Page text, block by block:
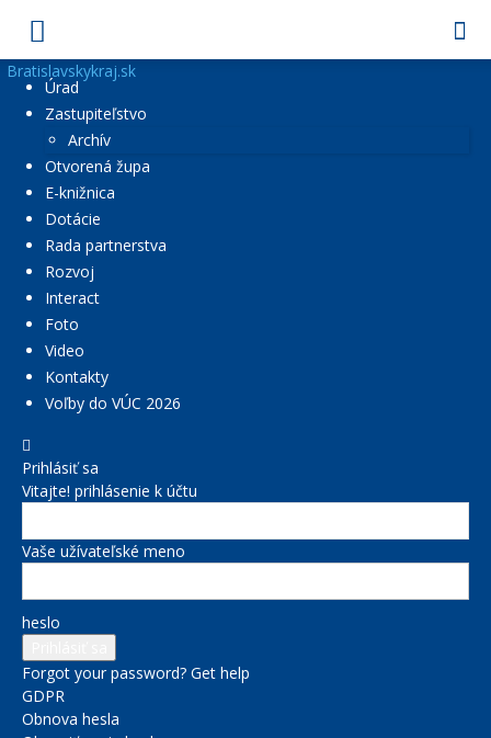
Bratislavskykraj.sk
Úrad
Zastupiteľstvo
Archív
Otvorená župa
E-knižnica
Dotácie
Rada partnerstva
Rozvoj
Interact
Foto
Video
Kontakty
Voľby do VÚC 2026
Prihlásiť sa
Vitajte! prihlásenie k účtu
Vaše užívateľské meno
heslo
Forgot your password? Get help
GDPR
Obnova hesla